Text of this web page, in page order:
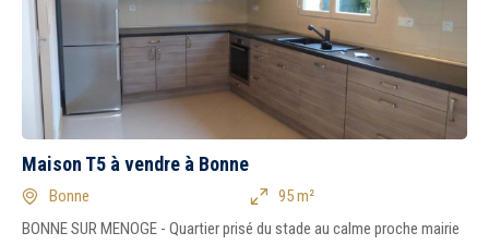
Maison T5 à vendre à Bonne
Bonne
95 m²
BONNE SUR MENOGE - Quartier prisé du stade au calme proche mairie